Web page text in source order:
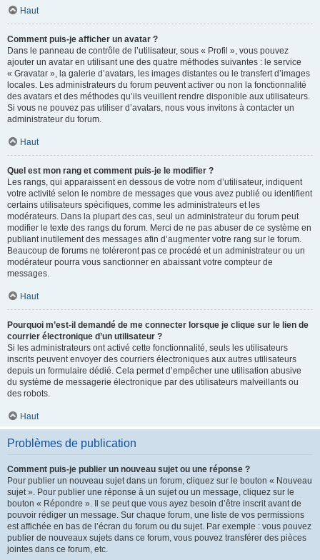
Haut
Comment puis-je afficher un avatar ?
Dans le panneau de contrôle de l’utilisateur, sous « Profil », vous pouvez
ajouter un avatar en utilisant une des quatre méthodes suivantes : le service
« Gravatar », la galerie d’avatars, les images distantes ou le transfert d’images
locales. Les administrateurs du forum peuvent activer ou non la fonctionnalité
des avatars et des méthodes qu’ils veuillent rendre disponible aux utilisateurs.
Si vous ne pouvez pas utiliser d’avatars, nous vous invitons à contacter un
administrateur du forum.
Haut
Quel est mon rang et comment puis-je le modifier ?
Les rangs, qui apparaissent en dessous de votre nom d’utilisateur, indiquent
votre activité selon le nombre de messages que vous avez publié ou identifient
certains utilisateurs spécifiques, comme les administrateurs et les
modérateurs. Dans la plupart des cas, seul un administrateur du forum peut
modifier le texte des rangs du forum. Merci de ne pas abuser de ce système en
publiant inutilement des messages afin d’augmenter votre rang sur le forum.
Beaucoup de forums ne toléreront pas ce procédé et un administrateur ou un
modérateur pourra vous sanctionner en abaissant votre compteur de
messages.
Haut
Pourquoi m’est-il demandé de me connecter lorsque je clique sur le lien de
courrier électronique d’un utilisateur ?
Si les administrateurs ont activé cette fonctionnalité, seuls les utilisateurs
inscrits peuvent envoyer des courriers électroniques aux autres utilisateurs
depuis un formulaire dédié. Cela permet d’empêcher une utilisation abusive
du système de messagerie électronique par des utilisateurs malveillants ou
des robots.
Haut
Problèmes de publication
Comment puis-je publier un nouveau sujet ou une réponse ?
Pour publier un nouveau sujet dans un forum, cliquez sur le bouton « Nouveau
sujet ». Pour publier une réponse à un sujet ou un message, cliquez sur le
bouton « Répondre ». Il se peut que vous ayez besoin d’être inscrit avant de
pouvoir rédiger un message. Sur chaque forum, une liste de vos permissions
est affichée en bas de l’écran du forum ou du sujet. Par exemple : vous pouvez
publier de nouveaux sujets dans ce forum, vous pouvez transférer des pièces
jointes dans ce forum, etc.